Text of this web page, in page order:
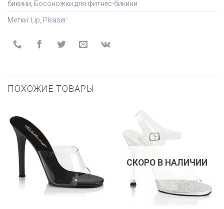
бикини, Босоножки для фитнес-бикини
Метки: Lip, Pleaser
ПОХОЖИЕ ТОВАРЫ
СКОРО В НАЛИЧИИ